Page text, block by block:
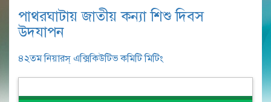
পাথরঘাটায় জাতীয় কন্যা শিশু দিবস
উদযাপন
৪২তম নিয়ারস্ এক্সিকিউটিভ কমিটি মিটিং